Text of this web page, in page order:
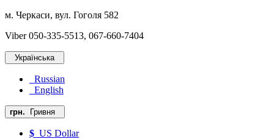
м. Черкаси, вул. Гоголя 582
Viber 050-335-5513, 067-660-7404
Українська
Russian
English
грн. Гривня
$ US Dollar